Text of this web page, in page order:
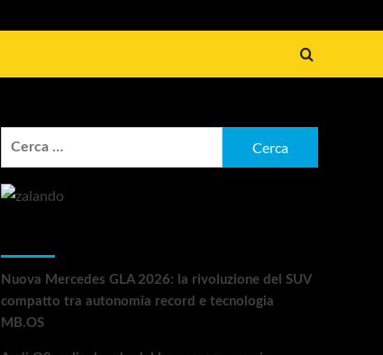
Nuova Mercedes GLA 2026: la rivoluzione del SUV
compatto tra autonomia record e tecnologia
MB.OS